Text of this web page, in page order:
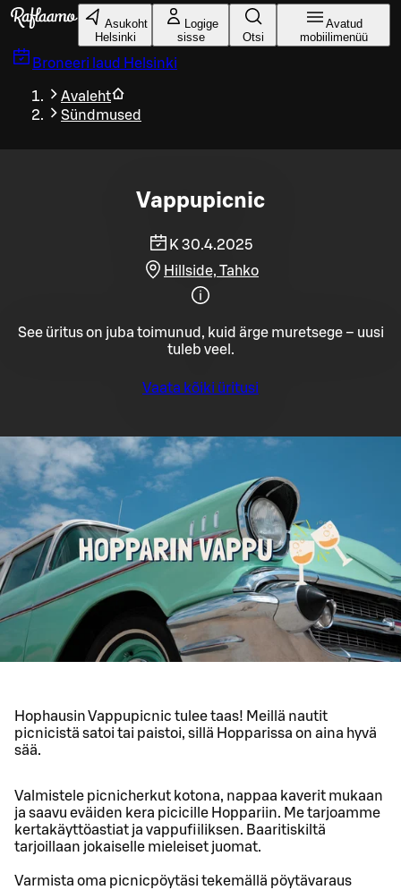
Liigu peamise sisu juurde
Asukoht
Helsinki
Logige
sisse
Otsi
Avatud
mobiilimenüü
Broneeri laud Helsinki
Avaleht
Sündmused
Vappupicnic
K 30.4.2025
Hillside, Tahko
See üritus on juba toimunud, kuid ärge muretsege – uusi
tuleb veel.
Vaata kõiki üritusi
Hophausin Vappupicnic tulee taas! Meillä nautit
picnicistä satoi tai paistoi, sillä Hopparissa on aina hyvä
sää.
Valmistele picnicherkut kotona, nappaa kaverit mukaan
ja saavu eväiden kera picicille Hoppariin. Me tarjoamme
kertakäyttöastiat ja vappufiiliksen. Baaritiskiltä
tarjoillaan jokaiselle mieleiset juomat.
Varmista oma picnicpöytäsi tekemällä pöytävaraus